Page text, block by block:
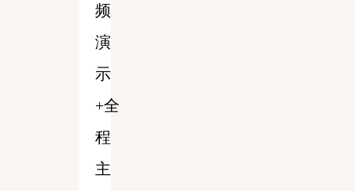
频
演
示
+全
程
主